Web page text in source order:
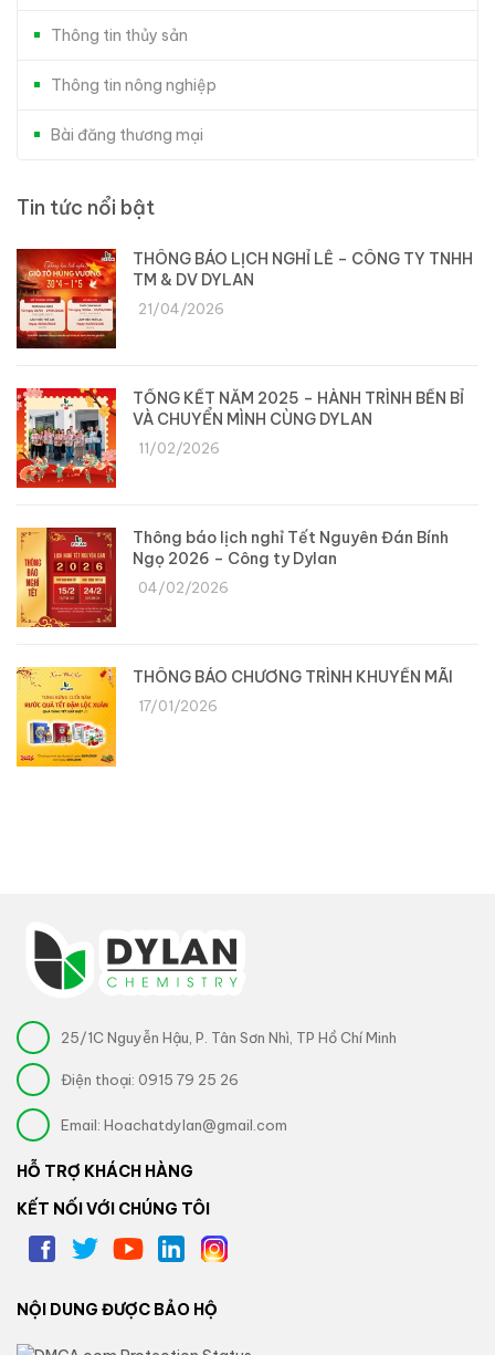
Thông tin thủy sản
Thông tin nông nghiệp
Bài đăng thương mại
Tin tức nổi bật
THÔNG BÁO LỊCH NGHỈ LỄ – CÔNG TY TNHH
TM & DV DYLAN
21/04/2026
TỔNG KẾT NĂM 2025 – HÀNH TRÌNH BỀN BỈ
VÀ CHUYỂN MÌNH CÙNG DYLAN
11/02/2026
Thông báo lịch nghỉ Tết Nguyên Đán Bính
Ngọ 2026 – Công ty Dylan
04/02/2026
THÔNG BÁO CHƯƠNG TRÌNH KHUYẾN MÃI
17/01/2026
25/1C Nguyễn Hậu, P. Tân Sơn Nhì, TP Hồ Chí Minh
Điện thoại: 0915 79 25 26
Email: Hoachatdylan@gmail.com
HỖ TRỢ KHÁCH HÀNG
KẾT NỐI VỚI CHÚNG TÔI
NỘI DUNG ĐƯỢC BẢO HỘ